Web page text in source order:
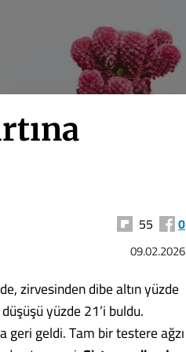
55 0
09.02.2026
zirvesinden dibe altın yüzde
yüzde 21’i buldu.
geri geldi. Tam bir testere ağzı